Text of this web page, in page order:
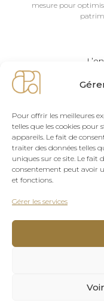
Pour offrir les meilleures
telles que les cookies
appareils. Le fait de
traiter des données telles
uniques sur ce site. Le fait
consentement peut avoir
et fonctions.
Gérer les services
mesure pour